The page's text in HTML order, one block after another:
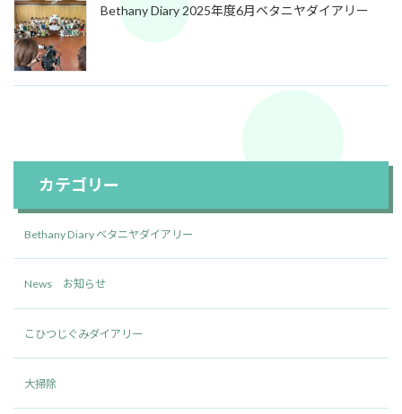
Bethany Diary 2025年度6月ベタニヤダイアリー
カテゴリー
Bethany Diary ベタニヤダイアリー
News お知らせ
こひつじぐみダイアリー
大掃除